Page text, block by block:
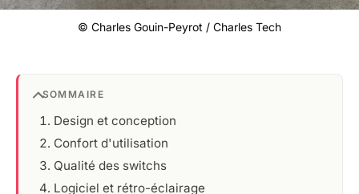
© Charles Gouin-Peyrot / Charles Tech
SOMMAIRE
Design et conception
Confort d'utilisation
Qualité des switchs
Logiciel et rétro-éclairage